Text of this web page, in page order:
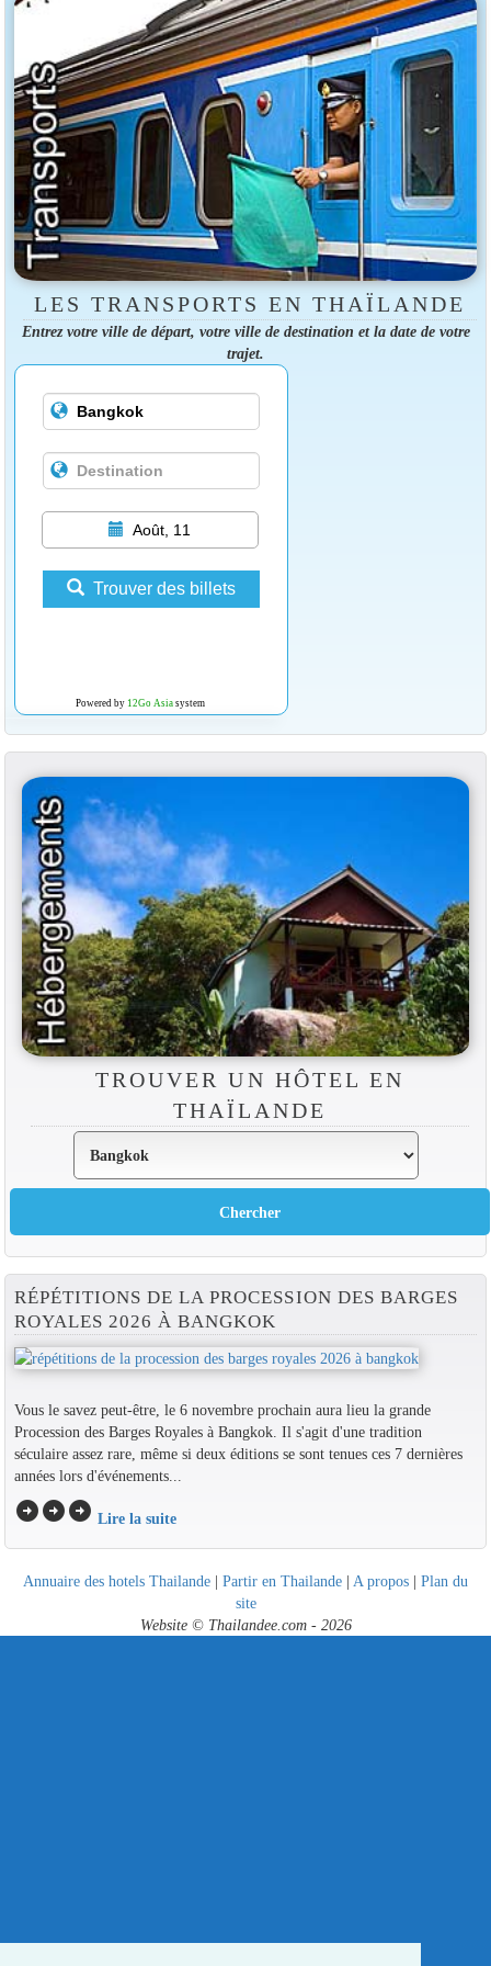
LES TRANSPORTS EN THAÏLANDE
Entrez votre ville de départ, votre ville de destination et la date de votre
trajet.
Août, 11
Trouver des billets
Powered by 12Go Asiasystem
TROUVER UN HÔTEL EN
THAÏLANDE
RÉPÉTITIONS DE LA PROCESSION DES BARGES
ROYALES 2026 À BANGKOK
Vous le savez peut-être, le 6 novembre prochain aura lieu la grande
Procession des Barges Royales à Bangkok. Il s'agit d'une tradition
séculaire assez rare, même si deux éditions se sont tenues ces 7 dernières
années lors d'événements...
arrow_circle_rightarrow_circle_rightarrow_circle_right Lire la suite
Annuaire des hotels Thailande | Partir en Thailande | A propos | Plan du
site
Website © Thailandee.com - 2026